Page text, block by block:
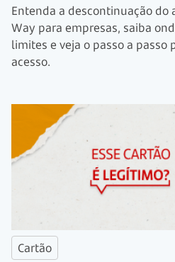
Entenda a descontinuação do
Way para empresas, saiba
limites e veja o passo a passo
acesso.
Cartão